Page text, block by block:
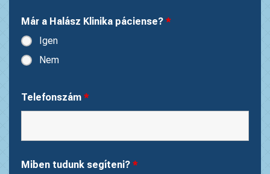
Már a Halász Klinika páciense? *
Igen
Nem
Telefonszám *
Miben tudunk segíteni? *